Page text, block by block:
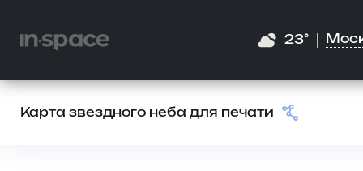
23°
Карта звездного неба для печати